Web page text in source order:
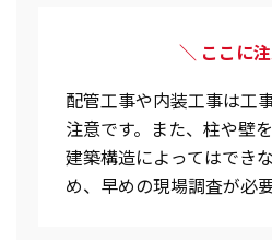
ここに
配管工事や内装工事は工
注意です。また、柱や壁
建築構造によってはでき
め、早めの現場調査が必要